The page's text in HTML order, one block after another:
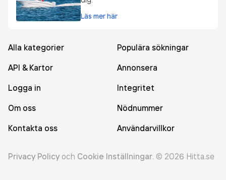
Läs mer här
Alla kategorier
Populära sökningar
API & Kartor
Annonsera
Logga in
Integritet
Om oss
Nödnummer
Kontakta oss
Användarvillkor
Privacy Policy och Cookie Inställningar. © 2026 Hitta.se